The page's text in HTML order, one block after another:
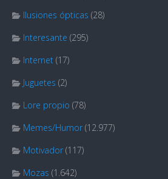
Ilusiones ópticas (28)
Interesante (295)
Internet (17)
Juguetes (2)
Lore propio (78)
Memes/Humor (12.977)
Motivador (117)
Mozas (1.642)